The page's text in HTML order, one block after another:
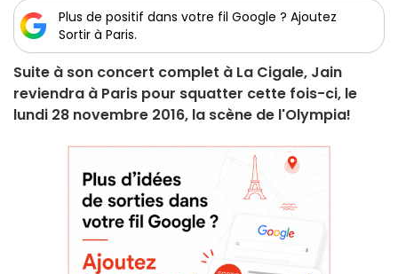
Plus de positif dans votre fil Google ? Ajoutez
Sortir à Paris.
Suite à son concert complet à La Cigale, Jain
reviendra à Paris pour squatter cette fois-ci, le
lundi 28 novembre 2016, la scène de l'Olympia!